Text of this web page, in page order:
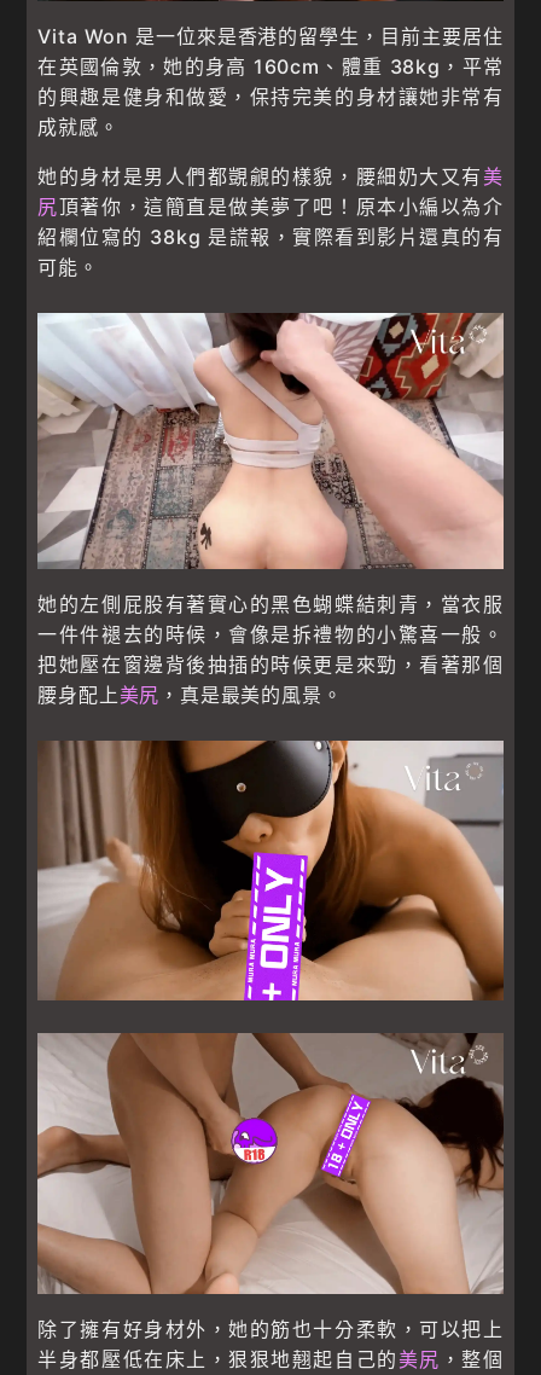
Vita Won 是一位來是香港的留學生，目前主要居住
在英國倫敦，她的身高 160cm、體重 38kg，平常
的興趣是健身和做愛，保持完美的身材讓她非常有
成就感。
她的身材是男人們都覬覦的樣貌，腰細奶大又有 美
尻頂著你，這簡直是做美夢了吧！原本小編以為介
紹欄位寫的 38kg 是謊報，實際看到影片還真的有
可能。
她的左側屁股有著實心的黑色蝴蝶結刺青，當衣服
一件件褪去的時候，會像是拆禮物的小驚喜一般。
把她壓在窗邊背後抽插的時候更是來勁，看著那個
腰身配上 美尻 ，真是最美的風景。
除了擁有好身材外，她的筋也十分柔軟，可以把上
半身都壓低在床上，狠狠地翹起自己的 美尻 ，整個